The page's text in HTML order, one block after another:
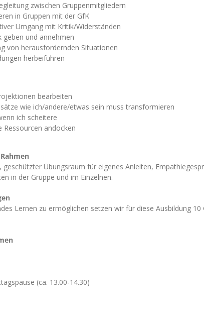
zwischen Gruppenmitgliedern
in Gruppen mit der GfK
Umgang mit Kritik/Widerständen
geben und annehmen
von herausfordernden Situationen
herbeiführen
bearbeiten
wie ich/andere/etwas sein muss transformieren
ich scheitere
Ressourcen andocken
geschützter Übungsraum für eigenes Anleiten,
in der Gruppe und im Einzelnen.
Lernen zu ermöglichen setzen wir für diese Ausbildung
(ca. 13.00-14.30)